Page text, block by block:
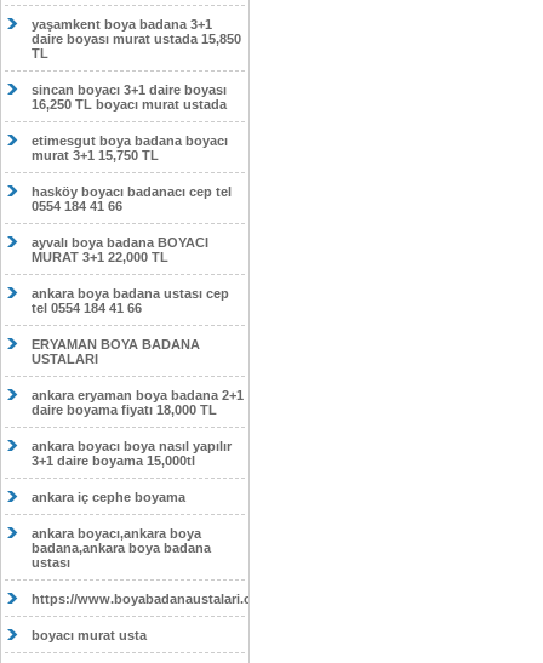
yaşamkent boya badana 3+1
daire boyası murat ustada 15,850
TL
sincan boyacı 3+1 daire boyası
16,250 TL boyacı murat ustada
etimesgut boya badana boyacı
murat 3+1 15,750 TL
hasköy boyacı badanacı cep tel
0554 184 41 66
ayvalı boya badana BOYACI
MURAT 3+1 22,000 TL
ankara boya badana ustası cep
tel 0554 184 41 66
ERYAMAN BOYA BADANA
USTALARI
ankara eryaman boya badana 2+1
daire boyama fiyatı 18,000 TL
ankara boyacı boya nasıl yapılır
3+1 daire boyama 15,000tl
ankara iç cephe boyama
ankara boyacı,ankara boya
badana,ankara boya badana
ustası
https://www.boyabadanaustalari.com/
boyacı murat usta